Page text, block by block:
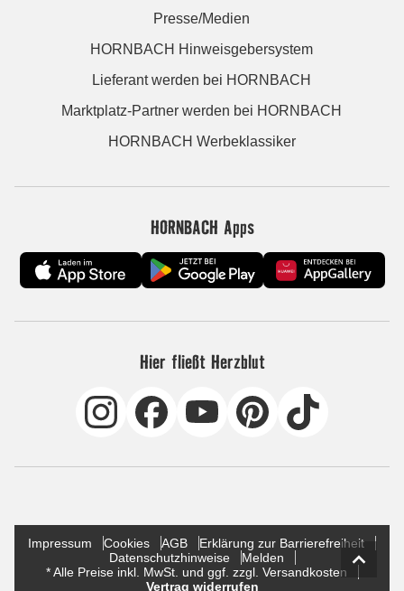
Presse/Medien
HORNBACH Hinweisgebersystem
Lieferant werden bei HORNBACH
Marktplatz-Partner werden bei HORNBACH
HORNBACH Werbeklassiker
HORNBACH Apps
Hier fließt Herzblut
Impressum Cookies AGB
Erklärung zur Barrierefreiheit
Datenschutzhinweise
Melden
* Alle Preise inkl. MwSt. und ggf. zzgl. Versandkosten
Vertrag widerrufen